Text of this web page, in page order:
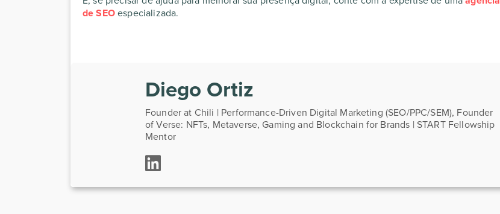
de SEOespecializada.
Diego Ortiz
Founder at Chili | Performance-Driven Digital Marketing (SEO/PPC/SEM), Founder
of Verse: NFTs, Metaverse, Gaming and Blockchain for Brands | START Fellowship
Mentor